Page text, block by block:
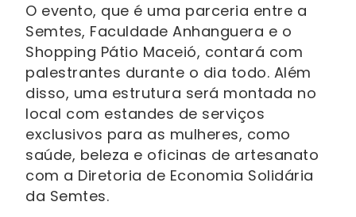
O evento, que é uma parceria entre a
Semtes, Faculdade Anhanguera e o
Shopping Pátio Maceió, contará com
palestrantes durante o dia todo. Além
disso, uma estrutura será montada no
local com estandes de serviços
exclusivos para as mulheres, como
saúde, beleza e oficinas de artesanato
com a Diretoria de Economia Solidária
da Semtes.